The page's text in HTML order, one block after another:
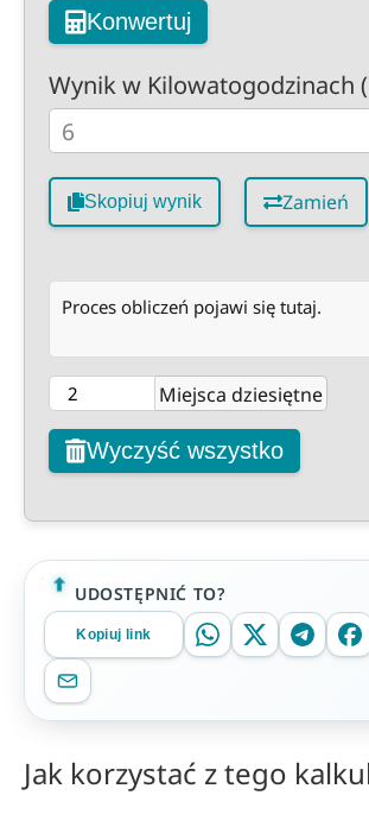
Konwertuj
Wynik w Kilowatogodzinach
Skopiuj wynik Zamień
Proces obliczeń pojawi się tutaj.
Miejsca dziesiętne
Wyczyść wszystko
UDOSTĘPNIĆ TO?
Kopiuj link
Jak korzystać z tego